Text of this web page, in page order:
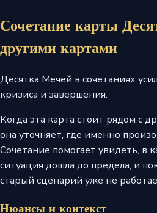
Сочетание карты
другими картами
Десятка Мечей в сочетаниях
кризиса и завершения.
Когда эта карта стоит рядом с
она уточняет, где именно
Сочетание помогает увидеть, в
ситуация дошла до предела, и
старый сценарий уже не
Нюансы и контекст